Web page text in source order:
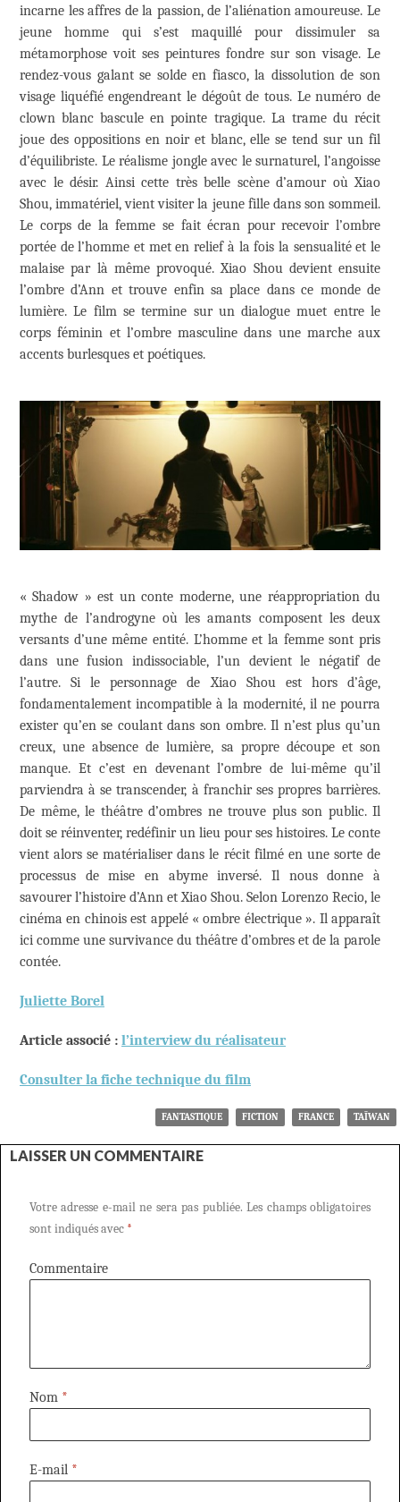
incarne les affres de la passion, de l’aliénation amoureuse. Le
jeune homme qui s’est maquillé pour dissimuler sa
métamorphose voit ses peintures fondre sur son visage. Le
rendez-vous galant se solde en fiasco, la dissolution de son
visage liquéfié engendreant le dégoût de tous. Le numéro de
clown blanc bascule en pointe tragique. La trame du récit
joue des oppositions en noir et blanc, elle se tend sur un fil
d’équilibriste. Le réalisme jongle avec le surnaturel, l’angoisse
avec le désir. Ainsi cette très belle scène d’amour où Xiao
Shou, immatériel, vient visiter la jeune fille dans son sommeil.
Le corps de la femme se fait écran pour recevoir l’ombre
portée de l’homme et met en relief à la fois la sensualité et le
malaise par là même provoqué. Xiao Shou devient ensuite
l’ombre d’Ann et trouve enfin sa place dans ce monde de
lumière. Le film se termine sur un dialogue muet entre le
corps féminin et l’ombre masculine dans une marche aux
accents burlesques et poétiques.
« Shadow » est un conte moderne, une réappropriation du
mythe de l’androgyne où les amants composent les deux
versants d’une même entité. L’homme et la femme sont pris
dans une fusion indissociable, l’un devient le négatif de
l’autre. Si le personnage de Xiao Shou est hors d’âge,
fondamentalement incompatible à la modernité, il ne pourra
exister qu’en se coulant dans son ombre. Il n’est plus qu’un
creux, une absence de lumière, sa propre découpe et son
manque. Et c’est en devenant l’ombre de lui-même qu’il
parviendra à se transcender, à franchir ses propres barrières.
De même, le théâtre d’ombres ne trouve plus son public. Il
doit se réinventer, redéfinir un lieu pour ses histoires. Le conte
vient alors se matérialiser dans le récit filmé en une sorte de
processus de mise en abyme inversé. Il nous donne à
savourer l’histoire d’Ann et Xiao Shou. Selon Lorenzo Recio, le
cinéma en chinois est appelé « ombre électrique ». Il apparaît
ici comme une survivance du théâtre d’ombres et de la parole
contée.
Juliette Borel
Article associé : l’interview du réalisateur
Consulter la fiche technique du film
FANTASTIQUE FICTION FRANCE TAÏWAN
LAISSER UN COMMENTAIRE
Votre adresse e-mail ne sera pas publiée. Les champs obligatoires
sont indiqués avec *
Commentaire
Nom *
E-mail *